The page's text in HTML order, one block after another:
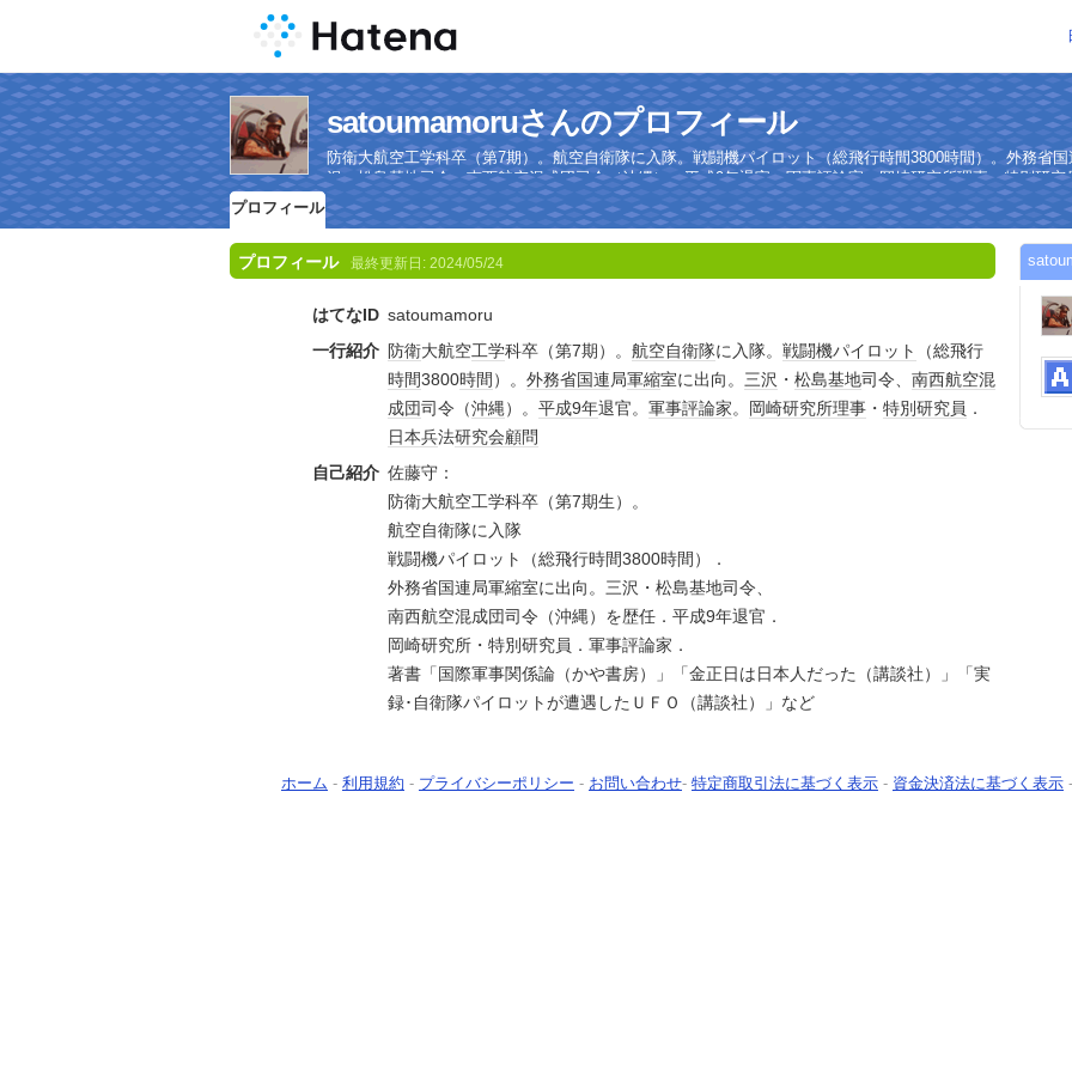
satoumamoruさんのプロフィール
防衛大航空工学科卒（第7期）。航空自衛隊に入隊。戦闘機パイロット（総飛行時間3800時間）。外務省
沢・松島基地司令、南西航空混成団司令（沖縄）。平成9年退官。軍事評論家。岡崎研究所理事・特別研
プロフィール
プロフィール 最終更新日: 2024/05/24
はてなID satoumamoru
一行紹介 防衛大航空工学科卒（第7期）。 航空自衛隊に入隊。 戦闘機パイロット
（総飛行
時間3800時間 ）。 外務省国連局軍縮室に出向。 三沢 ・ 松島基地司令、 南西航空混
成団司令（沖縄）。 平成9年退官。 軍事評論家。 岡崎研究所理事 ・ 特別研究員 ．
日本兵法研究会顧問
自己紹介 佐藤守：
防衛大航空工学科卒（第7期生）。
航空自衛隊に入隊
戦闘機パイロット（総飛行時間3800時間）．
外務省国連局軍縮室に出向。三沢・松島基地司令、
南西航空混成団司令（沖縄）を歴任．平成9年退官．
岡崎研究所・特別研究員．軍事評論家．
著書「国際軍事関係論（かや書房）」「金正日は日本人だった（講談社）」「実
録･自衛隊パイロットが遭遇したＵＦＯ（講談社）」など
ホーム - 利用規約 - プライバシーポリシー - お問い合わせ- 特定商取引法に基づく表示 - 資金決済法に基づく表示 -